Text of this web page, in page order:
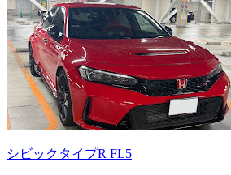
シビックタイプR FL5